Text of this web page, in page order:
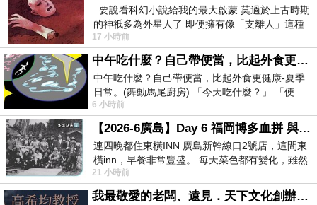
避開命運的不確定。
所以「怕衰運」是一種控制幻覺。人無法控制命運的突然
轉向，便透過避開某些象徵物來製造安全感。這種安全感
本身已經脆弱，但更嚴重是它往往要由弱者承擔代價。最
無力的人反而被說成最危險；最需要被照顧的人，反而被
視為要避開的人。
這種現象在香港特別明顯，與香港長期的成功主義有關。
香港文化高度重視效率、競爭、結果與「唔好輸」。在這
種價值系統裡，身體完整、賺錢能力、行動能力、反應速
要說看科幻小說給我的最大啟蒙 莫過於上古時期
的神祇多為外星人了 即便擁有像「支離人」這種
驚世駭俗的神通法門 也未必讀
17 小時前
中午吃什麼？自己帶便當，比起外食更健康-夏季日常。(舞動馬尾廚房)
中午吃什麼？自己帶便當，比起外食更健康-夏季
日常。(舞動馬尾廚房) 「今天吃什麼？」 「便
當？麵？還是炒飯？」 每天都在選擇
6 小時前
【2026-6廣島】Day 6 福岡博多血拼 與機場接送少年司機深夜對談
連四晚都住東橫INN 廣島新幹線口2號店，這間東
橫inn，早餐非常豐盛。 每天菜色都有變化，雖然
看到工作人員拿出料理包加熱，但
21 小時前
我最敬愛的老闆、遠見．天下文化創辦人高希均教授